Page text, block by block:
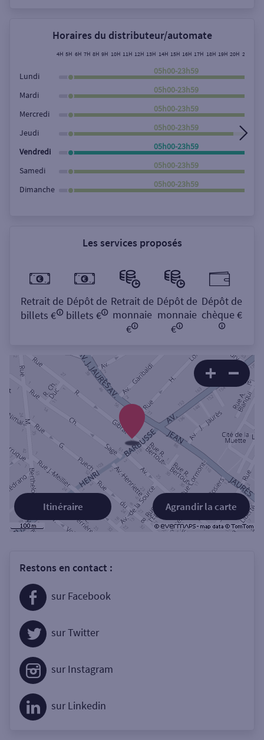
Rue
Rechercher
Horaires du distributeur/automate
4H 5H 6H 7H 8H 9H 10H 11H 12H 13H 14H 15H 16H 17H 18H 19H 20H 21H
Lundi
05h00-23h59
Mardi
05h00-23h59
Mercredi
05h00-23h59
Jeudi
05h00-23h59
Vendredi
05h00-23h59
Samedi
05h00-23h59
Dimanche
05h00-23h59
Les services proposés
Retrait de
billets €
Dépôt de
billets €
Retrait de
monnaie
€
Dépôt de
monnaie
€
Dépôt de
chèque €
Agrandir la carte
Itinéraire
Restons en contact :
sur Facebook
sur Twitter
sur Instagram
sur Linkedin